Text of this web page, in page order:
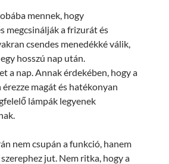
mennek, hogy
megcsinálják a frizurát és
csendes menedékké válik,
hosszú nap után.
a nap. Annak érdekében, hogy a
magát és hatékonyan
lámpák legyenek
nem csupán a funkció, hanem
jut. Nem ritka, hogy a